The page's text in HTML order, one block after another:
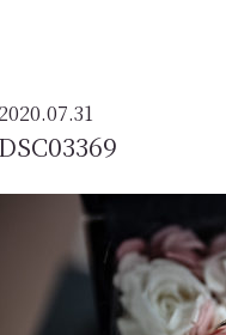
2020.07.31
DSC03369